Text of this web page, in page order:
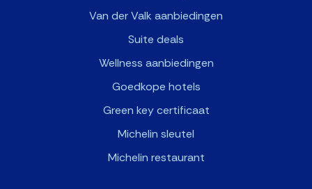
Van der Valk aanbiedingen
Suite deals
Wellness aanbiedingen
Goedkope hotels
Green key certificaat
Michelin sleutel
Michelin restaurant